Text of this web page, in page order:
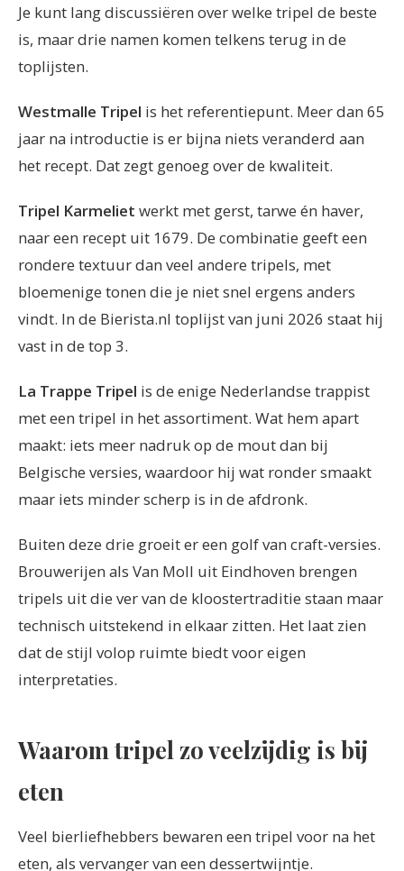
Je kunt lang discussiëren over welke tripel de beste
is, maar drie namen komen telkens terug in de
toplijsten.
Westmalle Tripel is het referentiepunt. Meer dan 65
jaar na introductie is er bijna niets veranderd aan
het recept. Dat zegt genoeg over de kwaliteit.
Tripel Karmeliet werkt met gerst, tarwe én haver,
naar een recept uit 1679. De combinatie geeft een
rondere textuur dan veel andere tripels, met
bloemenige tonen die je niet snel ergens anders
vindt. In de Bierista.nl toplijst van juni 2026 staat hij
vast in de top 3.
La Trappe Tripel is de enige Nederlandse trappist
met een tripel in het assortiment. Wat hem apart
maakt: iets meer nadruk op de mout dan bij
Belgische versies, waardoor hij wat ronder smaakt
maar iets minder scherp is in de afdronk.
Buiten deze drie groeit er een golf van craft-versies.
Brouwerijen als Van Moll uit Eindhoven brengen
tripels uit die ver van de kloostertraditie staan maar
technisch uitstekend in elkaar zitten. Het laat zien
dat de stijl volop ruimte biedt voor eigen
interpretaties.
Waarom tripel zo veelzijdig is bij
eten
Veel bierliefhebbers bewaren een tripel voor na het
eten, als vervanger van een dessertwijntje.